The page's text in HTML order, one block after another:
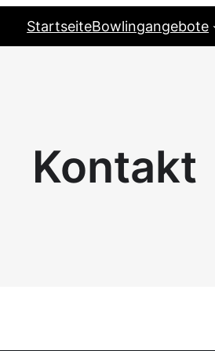
StartseiteBowlingangebote
Kontakt